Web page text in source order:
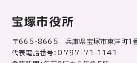
宝塚市役所
〒665-8665 兵庫県宝塚市東洋町1
代表電話番号：0797-71-1141